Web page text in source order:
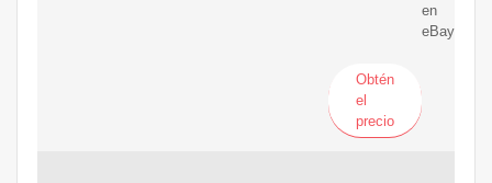
en
eBay!
Obtén
el
precio